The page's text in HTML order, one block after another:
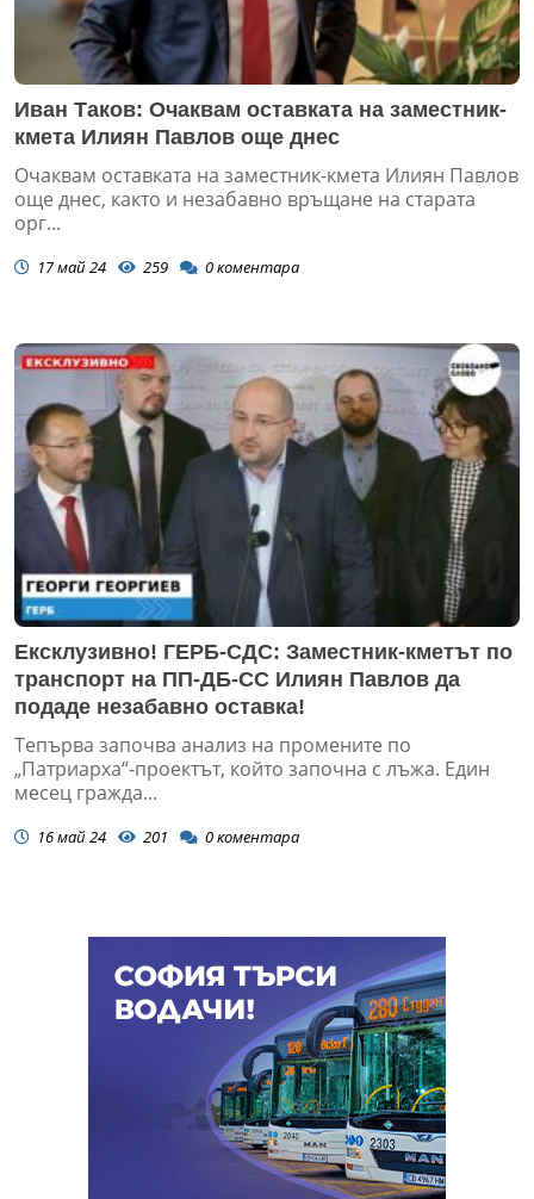
Иван Таков: Очаквам оставката на заместник-
кмета Илиян Павлов още днес
Очаквам оставката на заместник-кмета Илиян Павлов
още днес, както и незабавно връщане на старата
орг...
17 май 24 259 0коментара
Ексклузивно! ГЕРБ-СДС: Заместник-кметът по
транспорт на ПП-ДБ-СС Илиян Павлов да
подаде незабавно оставка!
Тепърва започва анализ на промените по
„Патриарха“-проектът, който започна с лъжа. Един
месец гражда...
16 май 24 201 0коментара